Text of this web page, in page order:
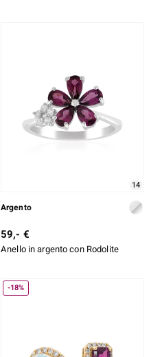
14
Argento
59,- €
Anello in argento con Rodolite
-18%